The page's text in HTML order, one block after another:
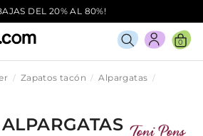
DEL 20% AL 80%!
0
Zapatos tacón
Alpargatas
ALPARGATAS